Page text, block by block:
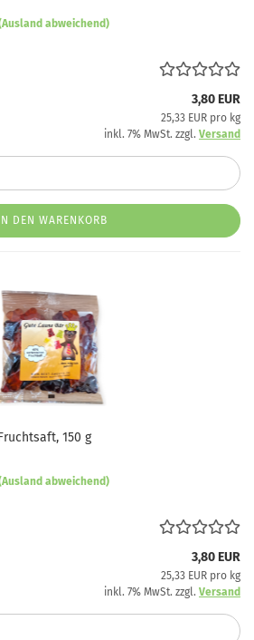
abweichend)
3,80 EUR
25,33 EUR pro kg
inkl. 7% MwSt. zzgl. Versand
IN DEN WARENKORB
150 g
abweichend)
3,80 EUR
25,33 EUR pro kg
inkl. 7% MwSt. zzgl. Versand